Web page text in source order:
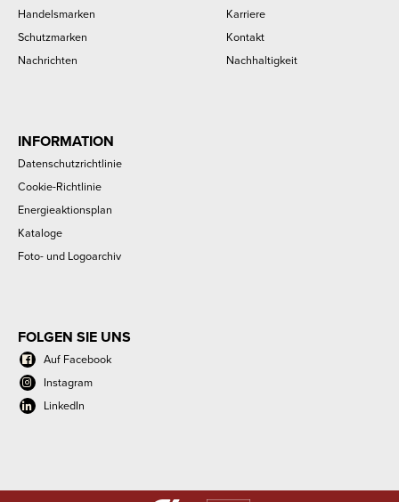
Handelsmarken
Schutzmarken
Nachrichten
Karriere
Kontakt
Nachhaltigkeit
INFORMATION
Datenschutzrichtlinie
Cookie-Richtlinie
Energieaktionsplan
Kataloge
Foto- und Logoarchiv
FOLGEN SIE UNS
Auf Facebook
Instagram
LinkedIn